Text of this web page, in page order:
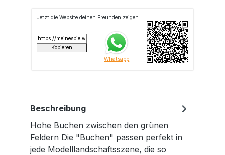
Beschreibung
Hohe Buchen zwischen den grünen
Feldern Die "Buchen" passen perfekt in
jede Modelllandschaftsszene, die so